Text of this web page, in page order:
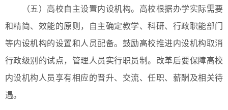
（五）高校自主设置内设机构。高校根据办学实际需要
和精简、效能的原则，自主确定教学、科研、行政职能部门
等内设机构的设置和人员配备。鼓励高校推进内设机构取消
行政级别的试点，管理人员实行职员制。改革后要保障高校
内设机构人员享有相应的晋升、交流、任职、薪酬及相关待
遇。